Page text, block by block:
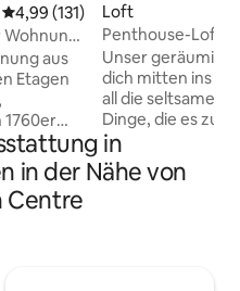
Durchschnittliche Bewertung:
4,99 (131)
Wohnung
aus
Etagen
1760er
Bad
Loft
Penthouse-Loft
Dachterrasse
Unser
dich mitten ins
all die seltsamen
Dinge, die es zu bieten
dich in unserem
Holzböden,
großen Fenstern
in
in der Nähe von
Centre